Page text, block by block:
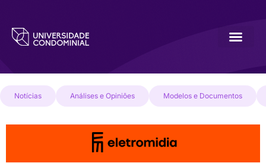
Notícias Análises e Opiniões Modelos e Documentos